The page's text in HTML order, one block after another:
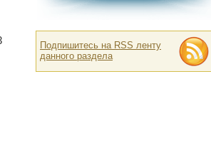
Подпишитесь на RSS ленту
данного раздела